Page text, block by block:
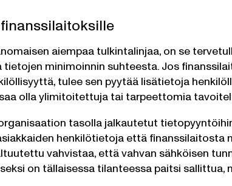
aiempaa tulkintalinjaa, on se
minimoinnin suhteesta. Jos
tulee sen pyytää lisätietoja
olla ylimitoitettuja tai tarpeettomia
tasolla jalkautetut
henkilötietoja että finanssilaitosta
vahvistaa, että vahvan sähköisen
on tällaisessa tilanteessa paitsi sallittua,